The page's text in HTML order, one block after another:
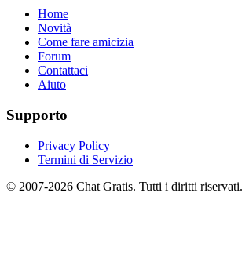
Home
Novità
Come fare amicizia
Forum
Contattaci
Aiuto
Supporto
Privacy Policy
Termini di Servizio
© 2007-2026 Chat Gratis. Tutti i diritti riservati.